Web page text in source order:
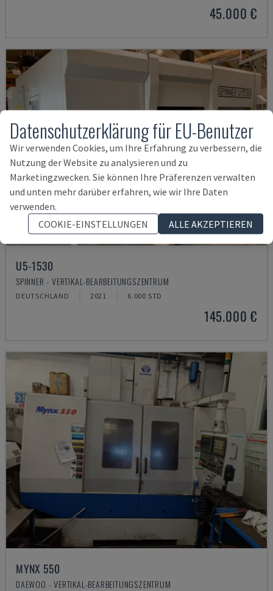
45.000 €
U5-1530
SPINNER - VERTIKAL-BEARBEITUNGSZENTRUM
DEUTSCHLAND 2021 6.000 STD
145.000 €
MYNX 550
DAEWOO - VERTIKAL-BEARBEITUNGSZENTRUM
Datenschutzerklärung für EU-Benutzer
Wir verwenden Cookies, um Ihre Erfahrung zu verbessern, die
Nutzung der Website zu analysieren und zu
Marketingzwecken. Sie können Ihre Präferenzen verwalten
und unten mehr darüber erfahren, wie wir Ihre Daten
verwenden.
COOKIE-EINSTELLUNGEN
ALLE AKZEPTIEREN